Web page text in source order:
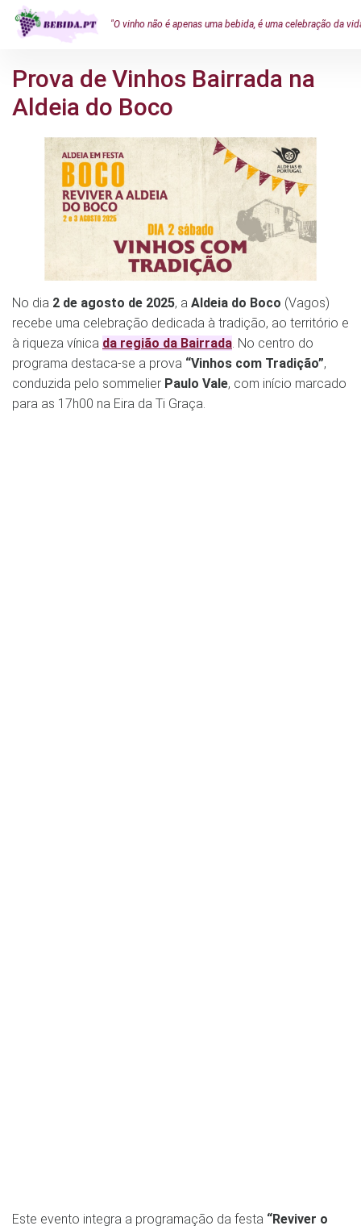
"O vinho não é apenas uma bebida, é uma celebração da
Prova de Vinhos Bairrada na
Aldeia do Boco
No dia 2 de agosto de 2025, a Aldeia do Boco (Vagos)
recebe uma celebração dedicada à tradição, ao território e
à riqueza vínica da região da Bairrada . No centro do
programa destaca-se a prova “Vinhos com Tradição”,
conduzida pelo sommelier Paulo Vale, com início marcado
para as 17h00 na Eira da Ti Graça.
Este evento integra a programação da festa “Reviver o